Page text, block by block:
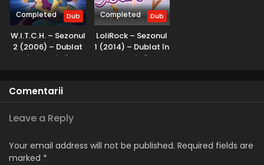
Completed Dub
W.I.T.C.H. – Sezonul
2 (2006) – Dublat
în Română
Completed Dub
LoliRock – Sezonul
1 (2014) – Dublat în
Română
Comentarii
Leave a Reply
Your email address will not be published. Required fields are
marked *